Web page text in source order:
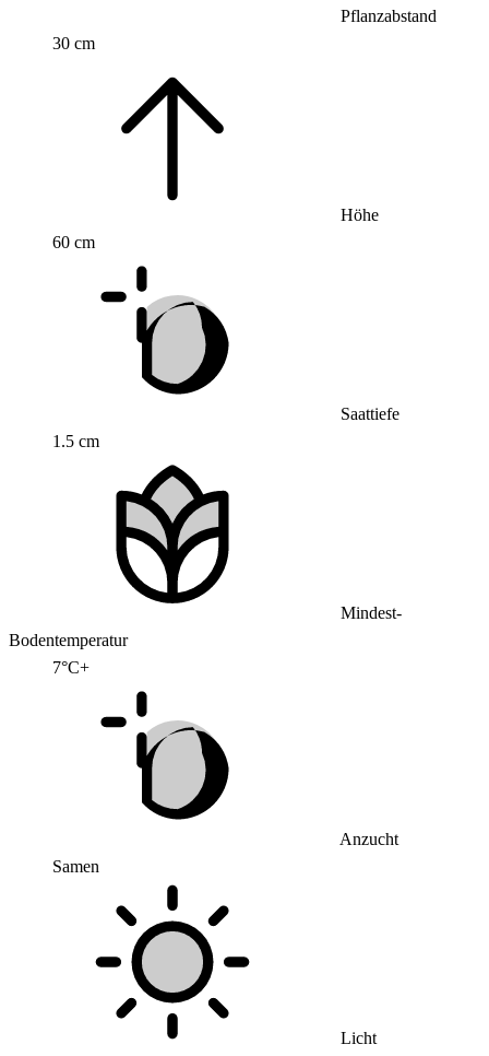
Pflanzabstand
30 cm
Höhe
60 cm
Saattiefe
1.5 cm
Mindest-
Bodentemperatur
7°C+
Anzucht
Samen
Licht